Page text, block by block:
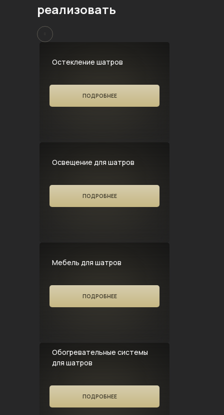
реализовать
Остекление шатров
ПОДРОБНЕЕ
Освещение для шатров
ПОДРОБНЕЕ
Мебель для шатров
ПОДРОБНЕЕ
Обогревательные системы
для шатров
ПОДРОБНЕЕ